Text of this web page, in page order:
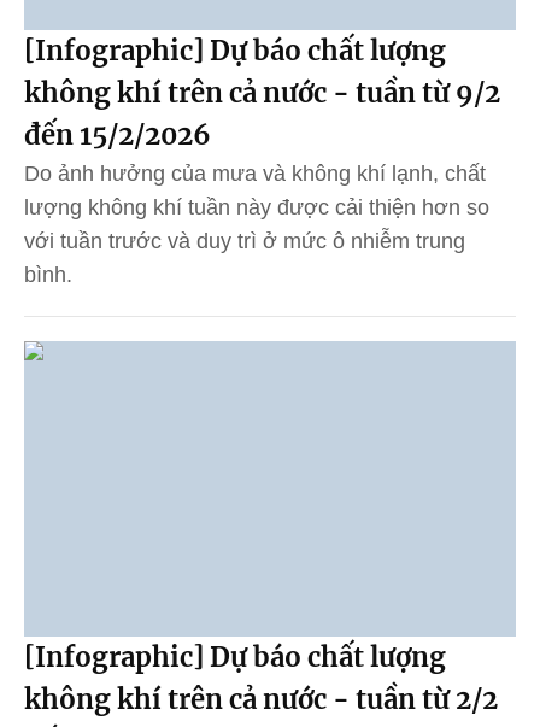
[Infographic] Dự báo chất lượng
không khí trên cả nước - tuần từ 9/2
đến 15/2/2026
Do ảnh hưởng của mưa và không khí lạnh, chất
lượng không khí tuần này được cải thiện hơn so
với tuần trước và duy trì ở mức ô nhiễm trung
bình.
[Infographic] Dự báo chất lượng
không khí trên cả nước - tuần từ 2/2